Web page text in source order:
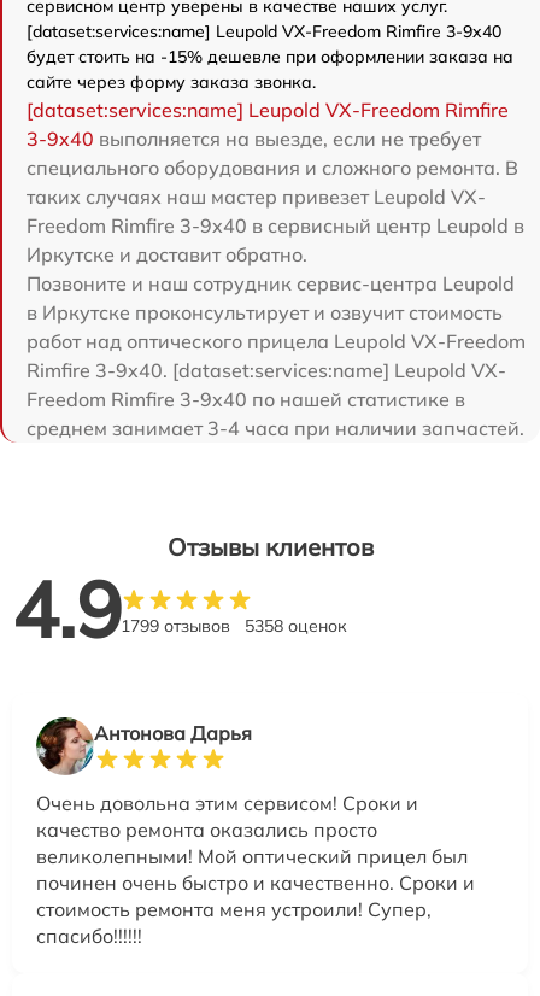
сервисном центр уверены в качестве наших услуг.
[dataset:services:name] Leupold VX-Freedom Rimfire 3-9x40
будет стоить на -15% дешевле при оформлении заказа на
сайте через форму заказа звонка.
[dataset:services:name] Leupold VX-Freedom Rimfire
3-9x40 выполняется на выезде, если не требует
специального оборудования и сложного ремонта. В
таких случаях наш мастер привезет Leupold VX-
Freedom Rimfire 3-9x40 в сервисный центр Leupold в
Иркутске и доставит обратно.
Позвоните и наш сотрудник сервис-центра Leupold
в Иркутске проконсультирует и озвучит стоимость
работ над оптического прицела Leupold VX-Freedom
Rimfire 3-9x40. [dataset:services:name] Leupold VX-
Freedom Rimfire 3-9x40 по нашей статистике в
среднем занимает 3-4 часа при наличии запчастей.
Отзывы клиентов
4.91799 отзывов 5358 оценок
Антонова Дарья
Очень довольна этим сервисом! Сроки и
качество ремонта оказались просто
великолепными! Мой оптический прицел был
починен очень быстро и качественно. Сроки и
стоимость ремонта меня устроили! Супер,
спасибо!!!!!!